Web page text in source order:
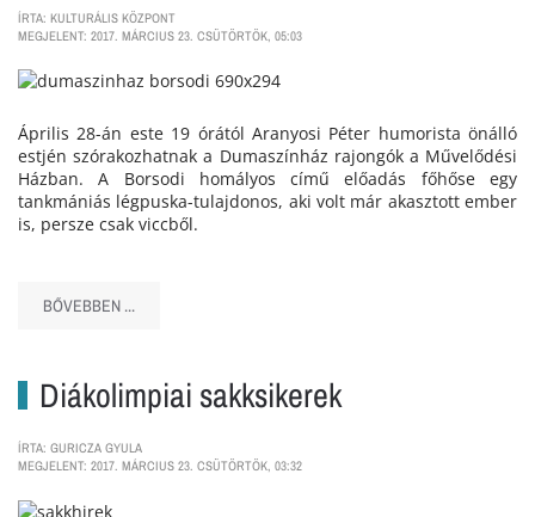
ÍRTA: KULTURÁLIS KÖZPONT
MEGJELENT: 2017. MÁRCIUS 23. CSÜTÖRTÖK, 05:03
Április 28-án este 19 órától Aranyosi Péter humorista önálló
estjén szórakozhatnak a Dumaszínház rajongók a Művelődési
Házban. A Borsodi homályos című előadás főhőse egy
tankmániás légpuska-tulajdonos, aki volt már akasztott ember
is, persze csak viccből.
BŐVEBBEN ...
Diákolimpiai sakksikerek
ÍRTA: GURICZA GYULA
MEGJELENT: 2017. MÁRCIUS 23. CSÜTÖRTÖK, 03:32